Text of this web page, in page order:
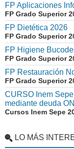
FP Aplicaciones
FP Grado Superior
FP Dietética 2026
FP Grado Superior
FP Higiene
FP Grado Superior
FP Restauración
FP Grado Superior
CURSO Inem
mediante deuda
Cursos Inem Sepe
LO MÁS